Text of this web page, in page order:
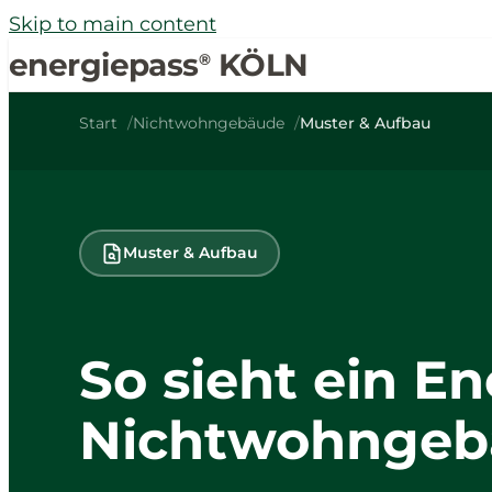
Skip to main content
energiepass®KÖLN
Start Nichtwohngebäude Muster & Aufbau
Muster & Aufbau
So sieht ein